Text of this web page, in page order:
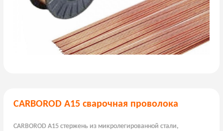
CARBOROD A15 сварочная проволока
CARBOROD A15 стержень из микролегированной стали,